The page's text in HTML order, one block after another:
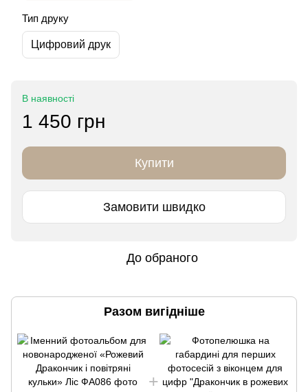
Тип друку
Цифровий друк
В наявності
1 450 грн
Купити
Замовити швидко
До обраного
Разом вигідніше